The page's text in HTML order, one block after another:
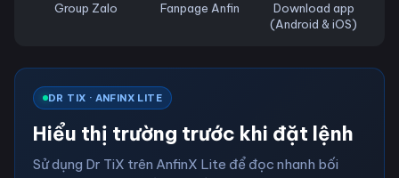
Group Zalo Fanpage Anfin
Download app
(Android & iOS)
DR TIX · ANFINX LITE
Hiểu thị trường trước khi đặt lệnh
Sử dụng Dr TiX trên AnfinX Lite để đọc nhanh bối